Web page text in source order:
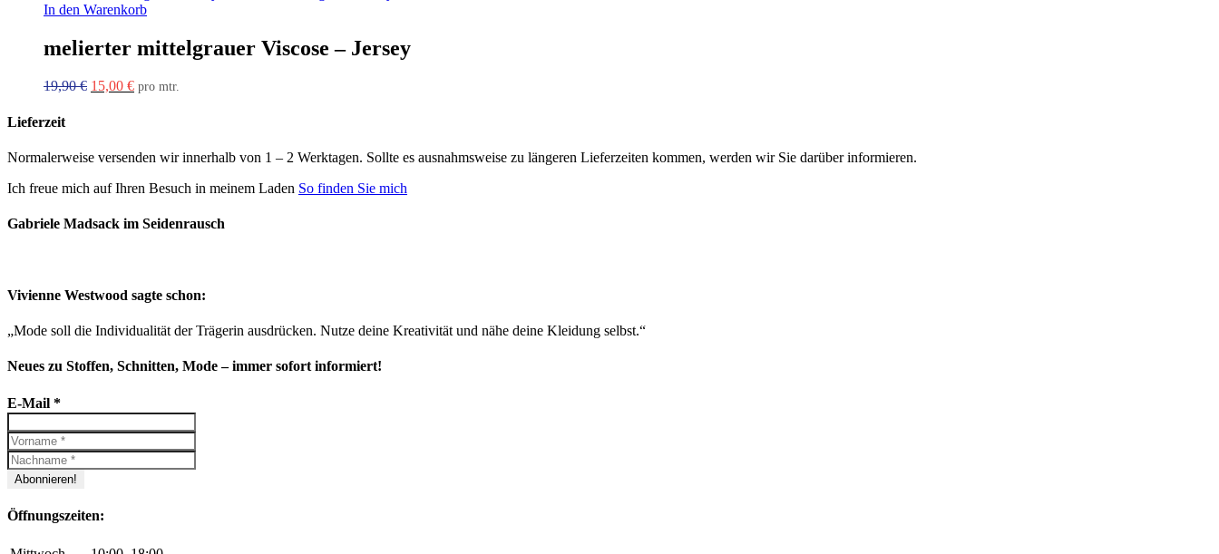
In den Warenkorb
melierter mittelgrauer Viscose – Jersey
19,90€ Ursprünglicher
15,00 €Aktueller
pro mtr.
Lieferzeit
Normalerweise versenden wir innerhalb von 1 – 2 Werktagen. Sollte es ausnahmsweise zu längeren Lieferzeiten kommen, werden wir Sie darüber informieren.
Ich freue mich auf Ihren Besuch in meinem Laden So finden Sie mich
Gabriele Madsack im Seidenrausch
Vivienne Westwood sagte schon:
„Mode soll die Individualität der Trägerin ausdrücken. Nutze deine Kreativität und nähe deine Kleidung selbst.“
Neues zu Stoffen, Schnitten, Mode – immer sofort informiert!
E-Mail *
Öffnungszeiten: